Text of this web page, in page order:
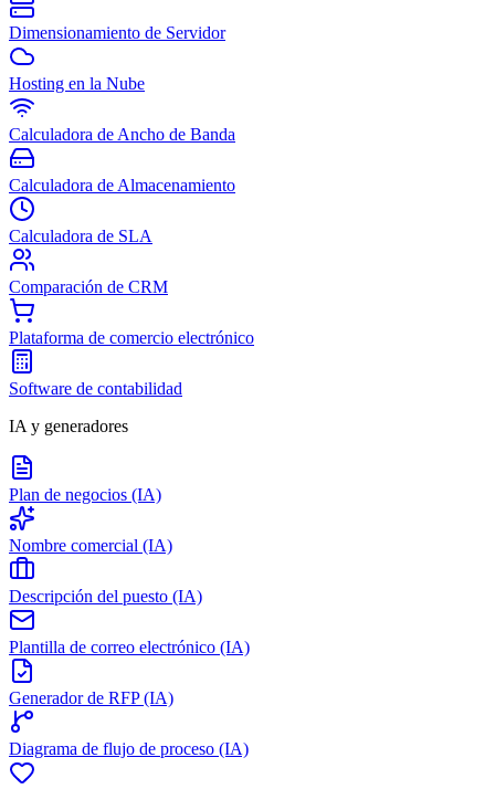
Dimensionamiento de Servidor
Hosting en la Nube
Calculadora de Ancho de Banda
Calculadora de Almacenamiento
Calculadora de SLA
Comparación de CRM
Plataforma de comercio electrónico
Software de contabilidad
IA y generadores
Plan de negocios (IA)
Nombre comercial (IA)
Descripción del puesto (IA)
Plantilla de correo electrónico (IA)
Generador de RFP (IA)
Diagrama de flujo de proceso (IA)